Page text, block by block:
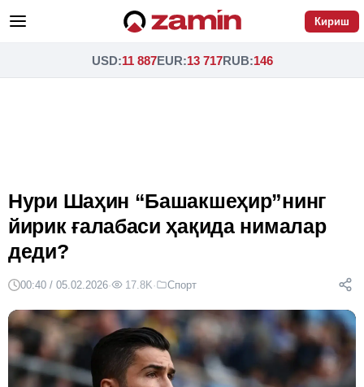
Кириш
USD:11 887EUR:13 717RUB:146
Нури Шаҳин “Башакшеҳир”нинг
йирик ғалабаси ҳақида нималар
деди?
00:40 / 05.02.2026· 17.8K· Спорт